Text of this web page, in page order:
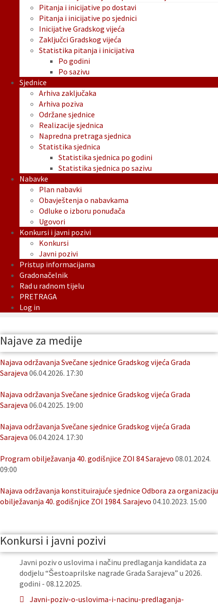
Pitanja i inicijative po dostavi
Pitanja i inicijative po sjednici
Inicijative Gradskog vijeća
Zaključci Gradskog vijeća
Statistika pitanja i inicijativa
Po godini
Po sazivu
Sjednice
Arhiva zaključaka
Arhiva poziva
Održane sjednice
Realizacije sjednica
Napredna pretraga sjednica
Statistika sjednica
Statistika sjednica po godini
Statistika sjednica po sazivu
Nabavke
Plan nabavki
Obavještenja o nabavkama
Odluke o izboru ponuđača
Ugovori
Konkursi i javni pozivi
Konkursi
Javni pozivi
Pristup informacijama
Gradonačelnik
Rad u radnom tijelu
PRETRAGA
Log in
Najave za medije
Najava održavanja Svečane sjednice Gradskog vijeća Grada
Sarajeva 06.04.2026. 17:30
Najava održavanja Svečane sjednice Gradskog vijeća Grada
Sarajeva 06.04.2025. 19:00
Najava održavanja Svečane sjednice Gradskog vijeća Grada
Sarajeva 06.04.2024. 17:30
Program obilježavanja 40. godišnjice ZOI 84 Sarajevo 08.01.2024.
09:00
Najava održavanja konstituirajuće sjednice Odbora za organizaciju
obilježavanja 40. godišnjice ZOI 1984. Sarajevo 04.10.2023. 15:00
Konkursi i javni pozivi
Javni poziv o uslovima i načinu predlaganja kandidata za
dodjelu “Šestoaprilske nagrade Grada Sarajeva” u 2026.
godini - 08.12.2025.
Javni-poziv-o-uslovima-i-nacinu-predlaganja-